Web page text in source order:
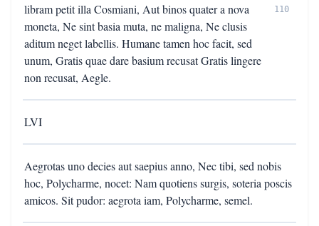
libram petit illa Cosmiani, Aut binos quater a nova
moneta, Ne sint basia muta, ne maligna, Ne clusis
aditum neget labellis. Humane tamen hoc facit, sed
unum, Gratis quae dare basium recusat Gratis lingere
non recusat, Aegle.
110
LVI
Aegrotas uno decies aut saepius anno, Nec tibi, sed nobis
hoc, Polycharme, nocet: Nam quotiens surgis, soteria poscis
amicos. Sit pudor: aegrota iam, Polycharme, semel.